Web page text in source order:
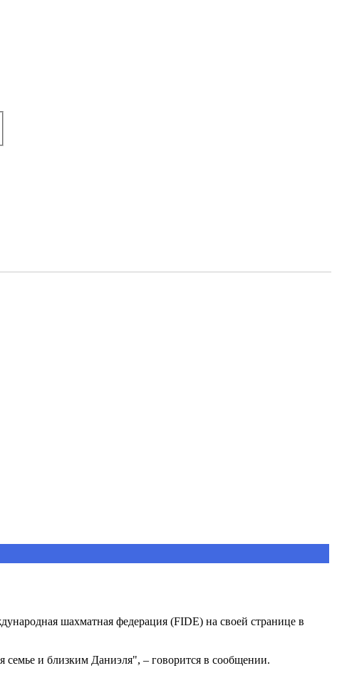
шахматная федерация (FIDE) на своей странице в
и близким Даниэля", – говорится в сообщении.